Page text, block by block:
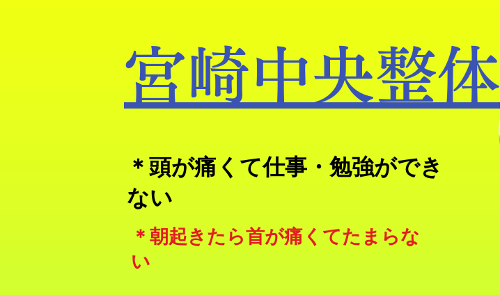
宮崎中央整体
​＊頭が痛くて仕事・勉強ができ
ない
​＊朝起きたら首が痛くてたまらな
い